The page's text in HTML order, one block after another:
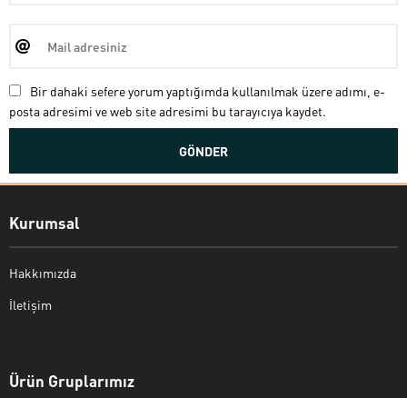
Bir dahaki sefere yorum yaptığımda kullanılmak üzere adımı, e-
posta adresimi ve web site adresimi bu tarayıcıya kaydet.
Kurumsal
Hakkımızda
İletişim
Ürün Gruplarımız